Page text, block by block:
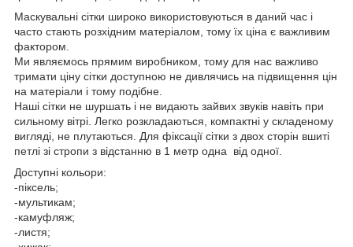
Маскувальні сітки широко використовуються в даний час і
часто стають розхідним матеріалом, тому їх ціна є важливим
фактором.
Ми являємось прямим виробником, тому для нас важливо
тримати ціну сітки доступною не дивлячись на підвищення цін
на матеріали і тому подібне.
Наші сітки не шуршать і не видають зайвих звуків навіть при
сильному вітрі. Легко розкладаються, компактні у складеному
вигляді, не плутаються. Для фіксації сітки з двох сторін вшиті
петлі зі стропи з відстанню в 1 метр одна від одної.
Доступні кольори:
-піксель;
-мультикам;
-камуфляж;
-листя;